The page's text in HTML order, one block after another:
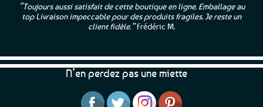
“Toujours aussi satisfait de cette boutique en ligne. Emballage au
top Livraison impeccable pour des produits fragiles. Je reste un
client fidèle.”Frédéric M.
N’en perdez pas une miette